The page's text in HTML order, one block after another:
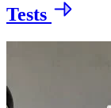
Tests